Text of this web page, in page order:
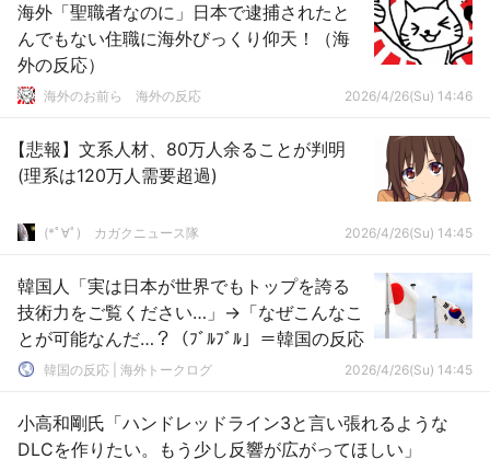
海外「聖職者なのに」日本で逮捕されたと
んでもない住職に海外びっくり仰天！（海
外の反応）
海外のお前ら 海外の反応 2026/4/26(Su) 14:46
【悲報】文系人材、80万人余ることが判明
(理系は120万人需要超過)
(*ﾟ∀ﾟ)ゞカガクニュース隊 2026/4/26(Su) 14:45
韓国人「実は日本が世界でもトップを誇る
技術力をご覧ください…」→「なぜこんなこ
とが可能なんだ…？（ﾌﾞﾙﾌﾞﾙ」＝韓国の反応
韓国の反応 | 海外トークログ 2026/4/26(Su) 14:45
小高和剛氏「ハンドレッドライン3と言い張れるような
DLCを作りたい。もう少し反響が広がってほしい」